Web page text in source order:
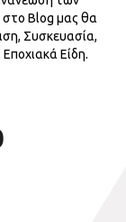
των
στο Blog μας θα
Συσκευασία,
Είδη.